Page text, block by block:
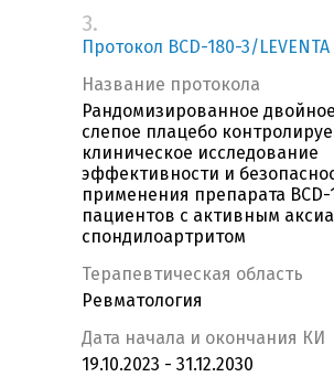
3.
Протокол BCD-180-3/LEVENTA
Название протокола
Рандомизированное двойное
слепое плацебо
клиническое исследование
эффективности и
применения препарата BCD-
пациентов с активным
спондилоартритом
Терапевтическая область
Ревматология
Дата начала и окончания КИ
19.10.2023 - 31.12.2030